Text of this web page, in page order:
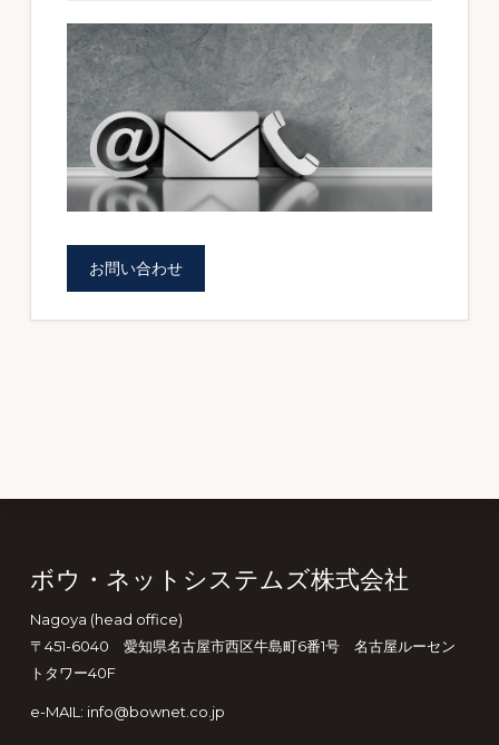
お問い合わせ
Footer
ボウ・ネットシステムズ株式会社
Nagoya (head office)
〒451-6040 愛知県名古屋市西区牛島町6番1号 名古屋ルーセン
トタワー40F
e-MAIL: info@bownet.co.jp